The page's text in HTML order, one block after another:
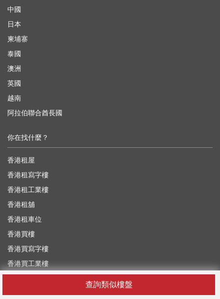
查詢類似樓盤
中國
日本
柬埔寨
泰國
澳洲
英國
越南
阿拉伯聯合酋長國
你在找什麼？
香港租屋
香港租寫字樓
香港租工業樓
香港租舖
香港租車位
香港買樓
香港買寫字樓
香港買工業樓
香港買車位